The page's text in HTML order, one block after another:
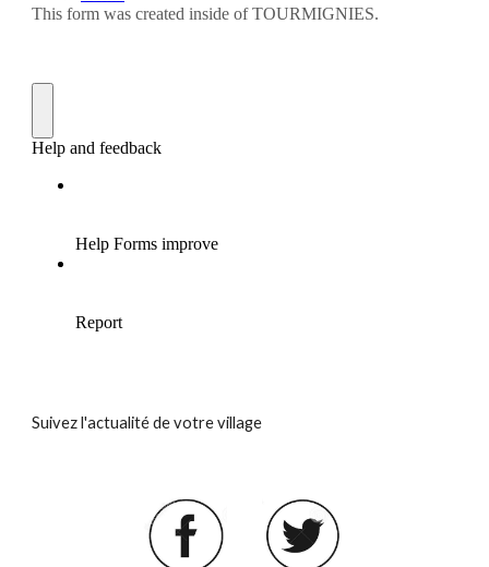
Suivez l'actualité de votre village